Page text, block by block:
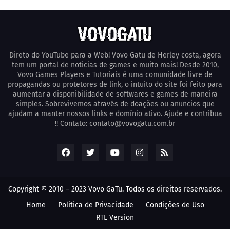
Direto do YouTube para a Web! Vovo Gatu de Herley costa, agora
tem um portal de noticias de games e muito mais! Desde 2010,
Vovo Games Players e Tutoriais é uma comunidade livre de
propagandas ou protetores de link, o intuito do site foi feito para
aumentar a disponibilidade de softwares e games de maneira
simples. Sobrevivemos através de doações ou anuncios que
ajudam a manter nossos links e domínio ativo. Ajude e contribua
!! Contato: contato@vovogatu.com.br
Copyright © 2010 – 2023 Vovo GaTu. Todos os direitos reservados.
Home
Poli­tica de Privacidade
Condições de Uso
RTL Version